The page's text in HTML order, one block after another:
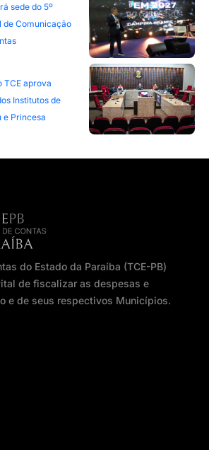
sede do 5º
de Comunicação
TCE aprova
Institutos de
e Princesa
do Estado da Paraíba (TCE-PB)
de fiscalizar as despesas e
e de seus respectivos Municípios.